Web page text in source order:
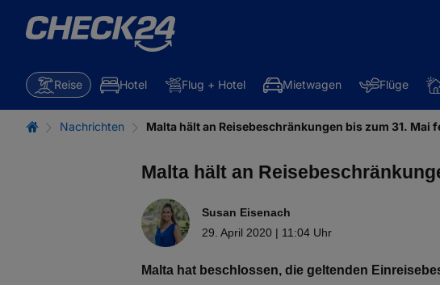
Reise Hotel Flug + Hotel Mietwagen Flüge
Nachrichten Malta hält an Reisebeschränkungen bis zum 31. Mai
Malta hält an
Susan Eisenach
29. April 2020 | 11:04 Uhr
Malta hat beschlossen, die geltenden